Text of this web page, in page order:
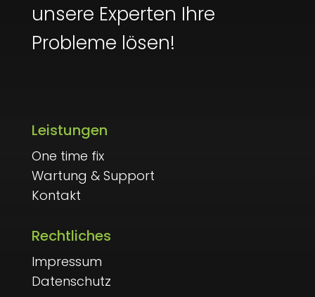
unsere Experten Ihre
Probleme lösen!
Leistungen
One time fix
Wartung & Support
Kontakt
Rechtliches
Impressum
Datenschutz